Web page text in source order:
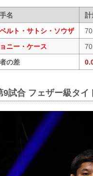
名 計
ルト・サトシ・ソウザ
ニー・ケース
の差
9試合 フェザー級タ